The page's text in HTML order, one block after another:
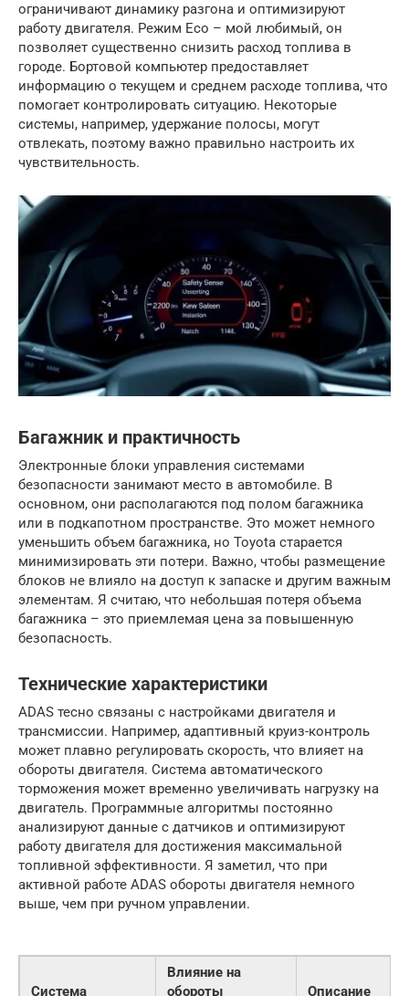
ограничивают динамику разгона и оптимизируют
работу двигателя. Режим Eco – мой любимый, он
позволяет существенно снизить расход топлива в
городе. Бортовой компьютер предоставляет
информацию о текущем и среднем расходе топлива, что
помогает контролировать ситуацию. Некоторые
системы, например, удержание полосы, могут
отвлекать, поэтому важно правильно настроить их
чувствительность.
Багажник и практичность
Электронные блоки управления системами
безопасности занимают место в автомобиле. В
основном, они располагаются под полом багажника
или в подкапотном пространстве. Это может немного
уменьшить объем багажника, но Toyota старается
минимизировать эти потери. Важно, чтобы размещение
блоков не влияло на доступ к запаске и другим важным
элементам. Я считаю, что небольшая потеря объема
багажника – это приемлемая цена за повышенную
безопасность.
Технические характеристики
ADAS тесно связаны с настройками двигателя и
трансмиссии. Например, адаптивный круиз-контроль
может плавно регулировать скорость, что влияет на
обороты двигателя. Система автоматического
торможения может временно увеличивать нагрузку на
двигатель. Программные алгоритмы постоянно
анализируют данные с датчиков и оптимизируют
работу двигателя для достижения максимальной
топливной эффективности. Я заметил, что при
активной работе ADAS обороты двигателя немного
выше, чем при ручном управлении.
Система
Влияние на
обороты
Описание